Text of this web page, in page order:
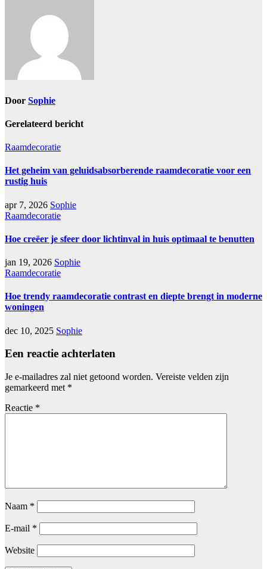
Door Sophie
Gerelateerd bericht
Raamdecoratie
Het geheim van geluidsabsorberende raamdecoratie voor een
rustig huis
apr 7, 2026 Sophie
Raamdecoratie
Hoe creëer je sfeer door lichtinval in huis optimaal te benutten
jan 19, 2026 Sophie
Raamdecoratie
Hoe trendy raamdecoratie contrast en diepte brengt in moderne
woningen
dec 10, 2025 Sophie
Een reactie achterlaten
Je e-mailadres zal niet getoond worden. Vereiste velden zijn
gemarkeerd met *
Reactie *
Naam *
E-mail *
Website